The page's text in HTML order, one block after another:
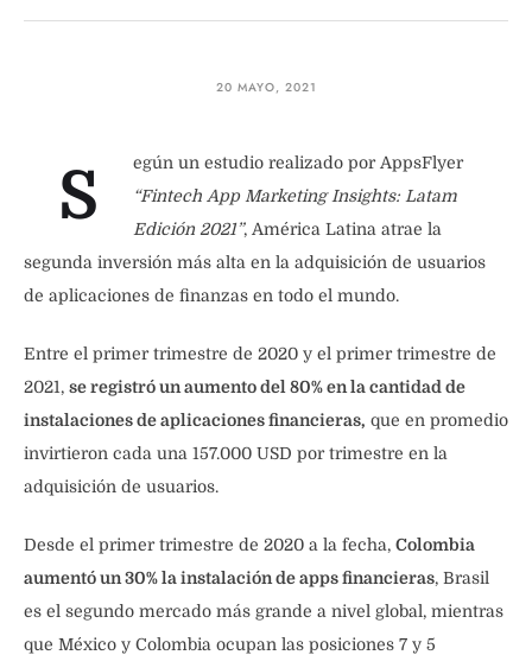
20 MAYO, 2021
S
egún un estudio realizado por AppsFlyer
“Fintech App Marketing Insights: Latam
Edición 2021”, América Latina atrae la
segunda inversión más alta en la adquisición de usuarios
de aplicaciones de finanzas en todo el mundo.
Entre el primer trimestre de 2020 y el primer trimestre de
2021, se registró un aumento del 80% en la cantidad de
instalaciones de aplicaciones financieras, que en promedio
invirtieron cada una 157.000 USD por trimestre en la
adquisición de usuarios.
Desde el primer trimestre de 2020 a la fecha, Colombia
aumentó un 30% la instalación de apps financieras, Brasil
es el segundo mercado más grande a nivel global, mientras
que México y Colombia ocupan las posiciones 7 y 5